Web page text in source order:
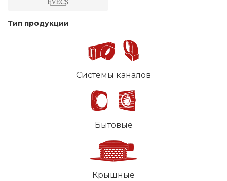
Тип продукции
Системы каналов
Бытовые
Крышные